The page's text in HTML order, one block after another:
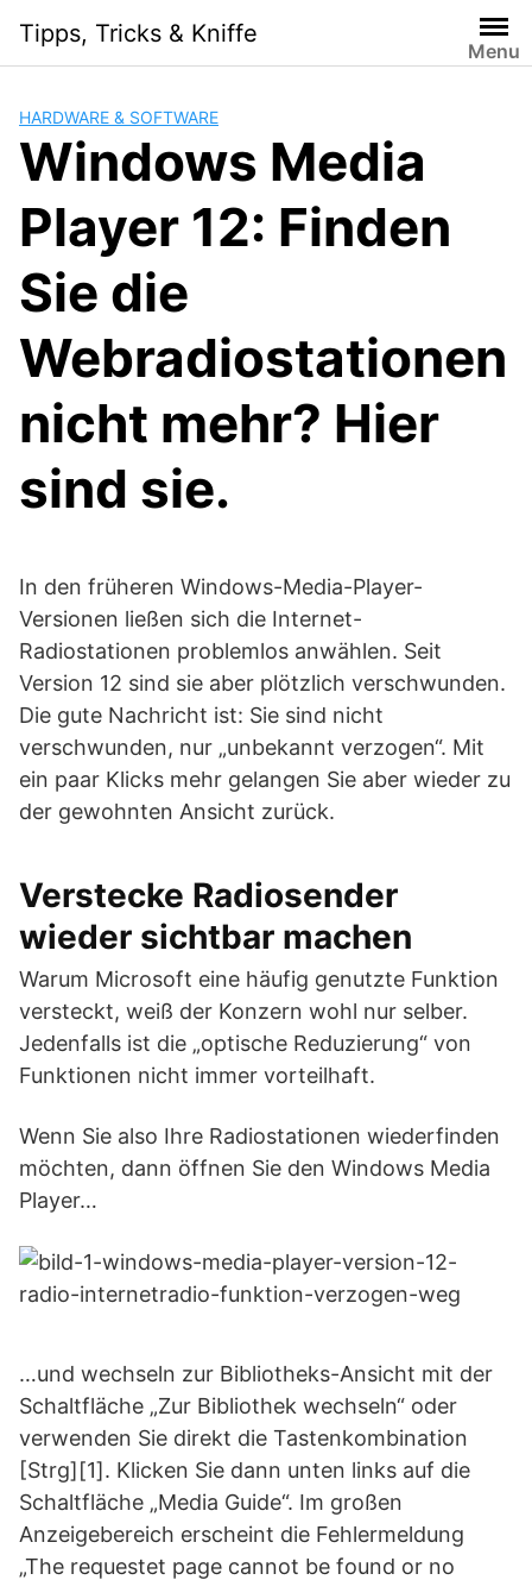
content
Tipps, Tricks & Kniffe
Menu
HARDWARE & SOFTWARE
Windows Media
Player 12: Finden
Sie die
Webradiostationen
nicht mehr? Hier
sind sie.
In den früheren Windows-Media-Player-
Versionen ließen sich die Internet-
Radiostationen problemlos anwählen. Seit
Version 12 sind sie aber plötzlich verschwunden.
Die gute Nachricht ist: Sie sind nicht
verschwunden, nur „unbekannt verzogen“. Mit
ein paar Klicks mehr gelangen Sie aber wieder zu
der gewohnten Ansicht zurück.
Verstecke Radiosender
wieder sichtbar machen
Warum Microsoft eine häufig genutzte Funktion
versteckt, weiß der Konzern wohl nur selber.
Jedenfalls ist die „optische Reduzierung“ von
Funktionen nicht immer vorteilhaft.
Wenn Sie also Ihre Radiostationen wiederfinden
möchten, dann öffnen Sie den Windows Media
Player…
…und wechseln zur Bibliotheks-Ansicht mit der
Schaltfläche „Zur Bibliothek wechseln“ oder
verwenden Sie direkt die Tastenkombination
[Strg][1]. Klicken Sie dann unten links auf die
Schaltfläche „Media Guide“. Im großen
Anzeigebereich erscheint die Fehlermeldung
„The requestet page cannot be found or no